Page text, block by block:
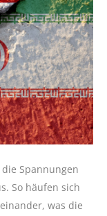
Spannungen
So häufen sich
was die